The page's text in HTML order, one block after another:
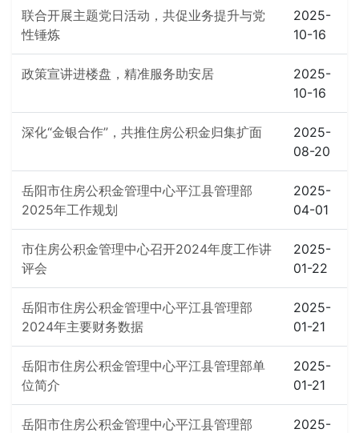
联合开展主题党日活动，共促业务提升与党
性锤炼
2025-
10-16
政策宣讲进楼盘，精准服务助安居
2025-
10-16
深化“金银合作”，共推住房公积金归集扩面
2025-
08-20
岳阳市住房公积金管理中心平江县管理部
2025年工作规划
2025-
04-01
市住房公积金管理中心召开2024年度工作讲
评会
2025-
01-22
岳阳市住房公积金管理中心平江县管理部
2024年主要财务数据
2025-
01-21
岳阳市住房公积金管理中心平江县管理部单
位简介
2025-
01-21
岳阳市住房公积金管理中心平江县管理部
2025-